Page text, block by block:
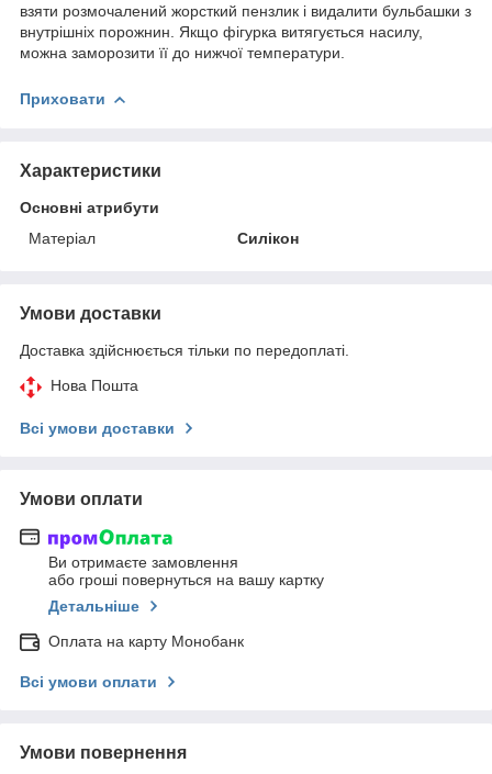
взяти розмочалений жорсткий пензлик і видалити бульбашки з
внутрішніх порожнин. Якщо фігурка витягується насилу,
можна заморозити її до нижчої температури.
Приховати
Характеристики
Основні атрибути
Матеріал
Силікон
Умови доставки
Доставка здійснюється тільки по передоплаті.
Нова Пошта
Всі умови доставки
Умови оплати
Ви отримаєте замовлення
або гроші повернуться на вашу картку
Детальніше
Оплата на карту Монобанк
Всі умови оплати
Умови повернення